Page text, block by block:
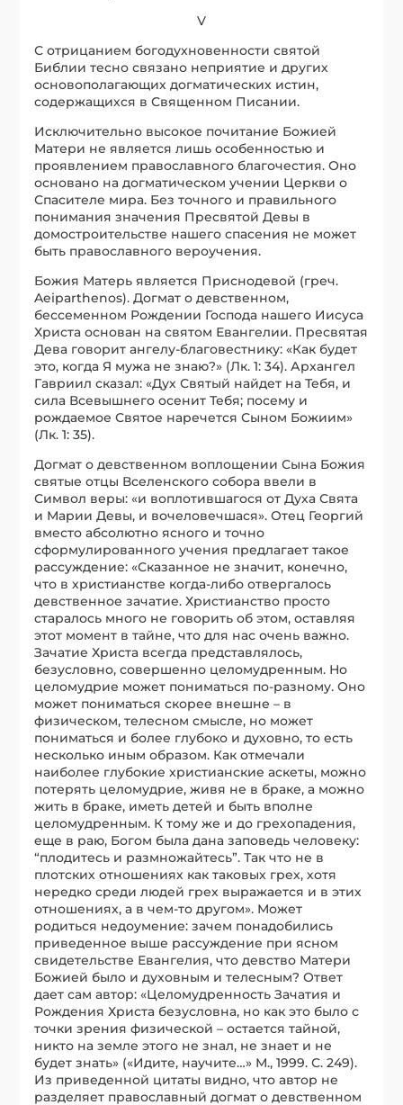
V
С отрицанием богодухновенности святой
Библии тесно связано неприятие и других
основополагающих догматических истин,
содержащихся в Священном Писании.
Исключительно высокое почитание Божией
Матери не является лишь особенностью и
проявлением православного благочестия. Оно
основано на догматическом учении Церкви о
Спасителе мира. Без точного и правильного
понимания значения Пресвятой Девы в
домостроительстве нашего спасения не может
быть православного вероучения.
Божия Матерь является Приснодевой (греч.
Aeiparthenos). Догмат о девственном,
бессеменном Рождении Господа нашего Иисуса
Христа основан на святом Евангелии. Пресвятая
Дева говорит ангелу-благовестнику: «Как будет
это, когда Я мужа не знаю?» (Лк. 1: 34). Архангел
Гавриил сказал: «Дух Святый найдет на Тебя, и
сила Всевышнего осенит Тебя; посему и
рождаемое Святое наречется Сыном Божиим»
(Лк. 1: 35).
Догмат о девственном воплощении Сына Божия
святые отцы Вселенского собора ввели в
Символ веры: «и воплотившагося от Духа Свята
и Марии Девы, и вочеловечшася». Отец Георгий
вместо абсолютно ясного и точно
сформулированного учения предлагает такое
рассуждение: «Сказанное не значит, конечно,
что в христианстве когда-либо отвергалось
девственное зачатие. Христианство просто
старалось много не говорить об этом, оставляя
этот момент в тайне, что для нас очень важно.
Зачатие Христа всегда представлялось,
безусловно, совершенно целомудренным. Но
целомудрие может пониматься по-разному. Оно
может пониматься скорее внешне – в
физическом, телесном смысле, но может
пониматься и более глубоко и духовно, то есть
несколько иным образом. Как отмечали
наиболее глубокие христианские аскеты, можно
потерять целомудрие, живя не в браке, а можно
жить в браке, иметь детей и быть вполне
целомудренным. К тому же и до грехопадения,
еще в раю, Богом была дана заповедь человеку:
“плодитесь и размножайтесь”. Так что не в
плотских отношениях как таковых грех, хотя
нередко среди людей грех выражается и в этих
отношениях, а в чем-то другом». Может
родиться недоумение: зачем понадобились
приведенное выше рассуждение при ясном
свидетельстве Евангелия, что девство Матери
Божией было и духовным и телесным? Ответ
дает сам автор: «Целомудренность Зачатия и
Рождения Христа безусловна, но как это было с
точки зрения физической – остается тайной,
никто на земле этого не знал, не знает и не
будет знать» («Идите, научите…» М., 1999. С. 249).
Из приведенной цитаты видно, что автор не
разделяет православный догмат о девственном